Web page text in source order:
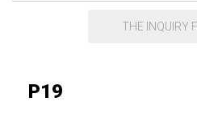
THE INQUIRY
P19